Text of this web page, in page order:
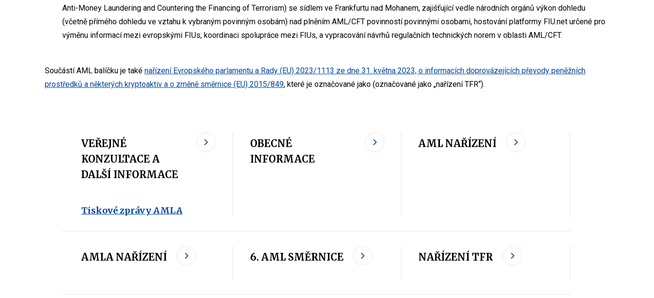
Anti-Money Laundering and Countering the Financing of Terrorism) se sídlem ve Frankfurtu nad Mohanem, zajišťující vedle národních orgánů výkon dohledu
(včetně přímého dohledu ve vztahu k vybraným povinným osobám) nad plněním AML/CFT povinností povinnými osobami, hostování platformy FIU.net určené pro
výměnu informací mezi evropskými FIUs, koordinaci spolupráce mezi FIUs, a vypracování návrhů regulačních technických norem v oblasti AML/CFT.
Součástí AML balíčku je také nařízení Evropského parlamentu a Rady (EU) 2023/1113 ze dne 31. května 2023, o informacích doprovázejících převody peněžních
prostředků a některých kryptoaktiv a o změně směrnice (EU) 2015/849, které je označované jako (označované jako „nařízení TFR“).
VEŘEJNÉ
KONZULTACE A
DALŠÍ INFORMACE
Tiskové zprávy AMLA
OBECNÉ
INFORMACE
AML NAŘÍZENÍ
AMLA NAŘÍZENÍ 6. AML SMĚRNICE NAŘÍZENÍ TFR